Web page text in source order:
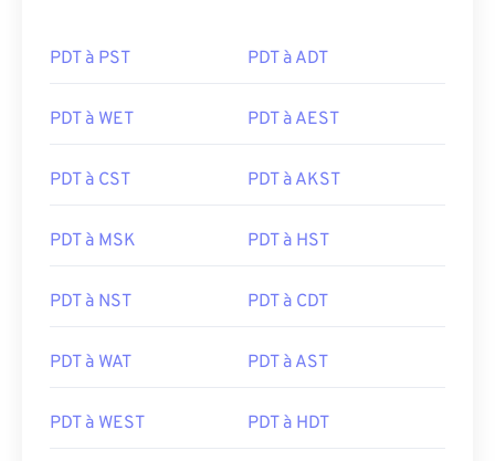
PDT à PST PDT à ADT
PDT à WET PDT à AEST
PDT à CST PDT à AKST
PDT à MSK PDT à HST
PDT à NST PDT à CDT
PDT à WAT PDT à AST
PDT à WEST PDT à HDT